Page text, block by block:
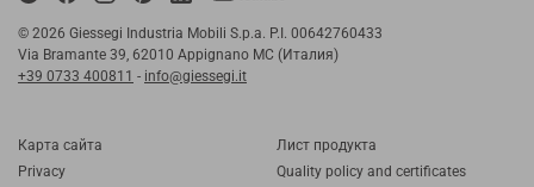
© 2026 Giessegi Industria Mobili S.p.a. P.I. 00642760433
Via Bramante 39, 62010 Appignano MC (Италия)
+39 0733 400811 - info@giessegi.it
Карта cайта
Privacy
Лист продукта
Quality policy and certificates